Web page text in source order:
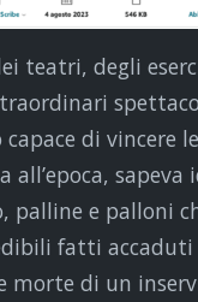
teatri, degli
di vincere
sapeva
palline e palloni
fatti accaduti
morte di un